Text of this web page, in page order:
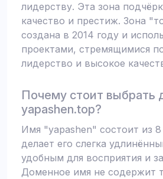
лидерству. Эта зона
качество и престиж. Зона
создана в 2014 году и
проектами, стремящимися
лидерство и высокое
Почему стоит выбрать
yapashen.top?
Имя "yapashen" состоит из
делает его слегка
удобным для восприятия и
Доменное имя не содержит